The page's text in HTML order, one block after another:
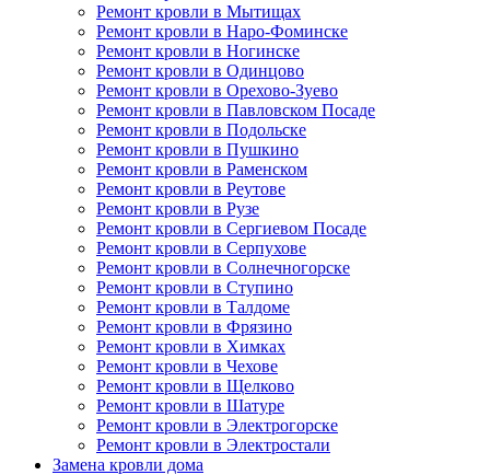
Ремонт кровли в Мытищах
Ремонт кровли в Наро-Фоминске
Ремонт кровли в Ногинске
Ремонт кровли в Одинцово
Ремонт кровли в Орехово-Зуево
Ремонт кровли в Павловском Посаде
Ремонт кровли в Подольске
Ремонт кровли в Пушкино
Ремонт кровли в Раменском
Ремонт кровли в Реутове
Ремонт кровли в Рузе
Ремонт кровли в Сергиевом Посаде
Ремонт кровли в Серпухове
Ремонт кровли в Солнечногорске
Ремонт кровли в Ступино
Ремонт кровли в Талдоме
Ремонт кровли в Фрязино
Ремонт кровли в Химках
Ремонт кровли в Чехове
Ремонт кровли в Щелково
Ремонт кровли в Шатуре
Ремонт кровли в Электрогорске
Ремонт кровли в Электростали
Замена кровли дома